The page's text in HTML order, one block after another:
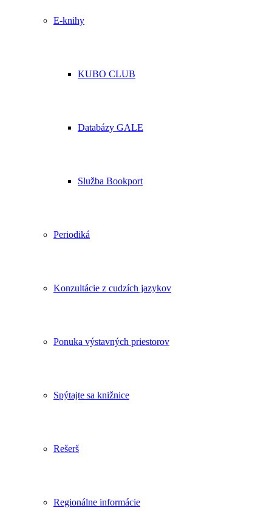
E-knihy
KUBO CLUB
Databázy GALE
Služba Bookport
Periodiká
Konzultácie z cudzích jazykov
Ponuka výstavných priestorov
Spýtajte sa knižnice
Rešerš
Regionálne informácie